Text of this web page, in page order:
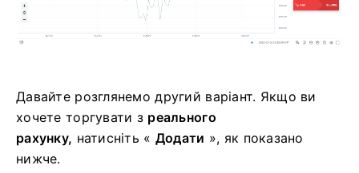
Давайте розглянемо другий варіант. Якщо ви
хочете торгувати з реального
рахунку, натисніть « Додати », як показано
нижче.